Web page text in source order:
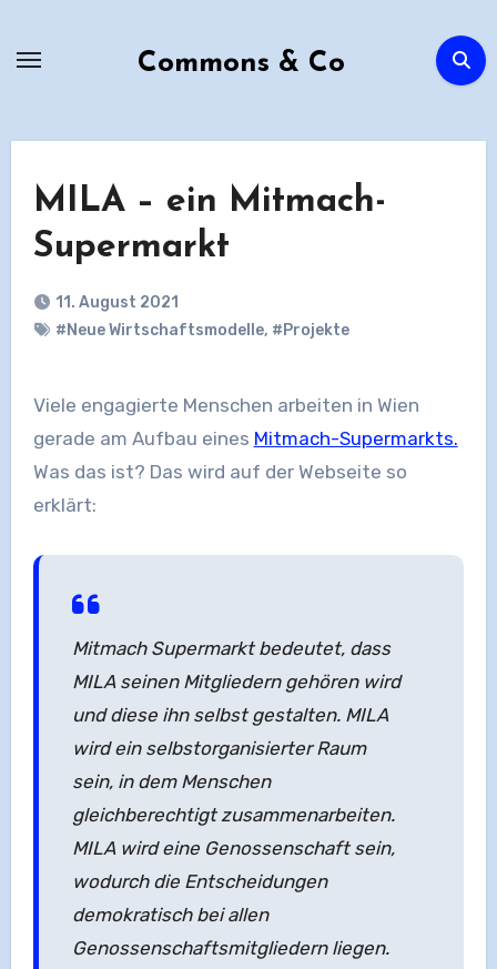
Commons & Co
MILA – ein Mitmach-
Supermarkt
11. August 2021
#Neue Wirtschaftsmodelle, #Projekte
Viele engagierte Menschen arbeiten in Wien
gerade am Aufbau eines Mitmach-Supermarkts.
Was das ist? Das wird auf der Webseite so
erklärt:
Mitmach Supermarkt bedeutet, dass
MILA seinen Mitgliedern gehören wird
und diese ihn selbst gestalten. MILA
wird ein selbstorganisierter Raum
sein, in dem Menschen
gleichberechtigt zusammenarbeiten.
MILA wird eine Genossenschaft sein,
wodurch die Entscheidungen
demokratisch bei allen
Genossenschaftsmitgliedern liegen.